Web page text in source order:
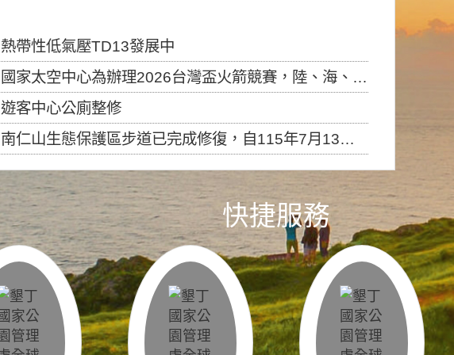
熱帶性低氣壓TD13發展中
國家太空中心為辦理2026台灣盃火箭競賽，陸、海、空域警戒及協調相關事宜，因颱風備案事宜
遊客中心公廁整修
南仁山生態保護區步道已完成修復，自115年7月13日（星期一）起恢復開放入園，歡迎民眾依規定申請入園....
快捷服務